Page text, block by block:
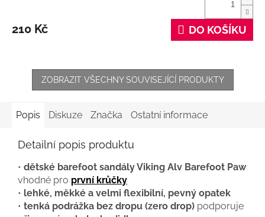
210 Kč DO KOŠÍKU
ZOBRAZIT VŠECHNY SOUVISEJÍCÍ PRODUKTY
Popis Diskuze Značka Ostatní informace
Detailní popis produktu
• dětské barefoot sandály Viking Alv Barefoot Paw
vhodné pro první krůčky
• lehké, měkké a velmi flexibilní, pevný opatek
• tenká podrážka bez dropu (zero drop) podporuje